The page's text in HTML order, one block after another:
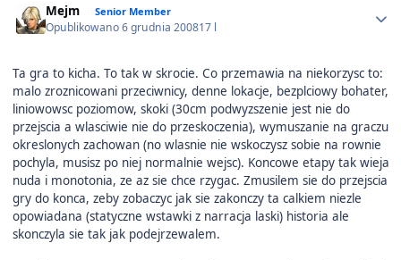
Mejm Senior Member
Opublikowano6 grudnia 200817 l
Ta gra to kicha. To tak w skrocie. Co przemawia na niekorzysc to:
malo zroznicowani przeciwnicy, denne lokacje, bezplciowy bohater,
liniowowsc poziomow, skoki (30cm podwyzszenie jest nie do
przejscia a wlasciwie nie do przeskoczenia), wymuszanie na graczu
okreslonych zachowan (no wlasnie nie wskoczysz sobie na rownie
pochyla, musisz po niej normalnie wejsc). Koncowe etapy tak wieja
nuda i monotonia, ze az sie chce rzygac. Zmusilem sie do przejscia
gry do konca, zeby zobaczyc jak sie zakonczy ta calkiem niezle
opowiadana (statyczne wstawki z narracja laski) historia ale
skonczyla sie tak jak podejrzewalem.